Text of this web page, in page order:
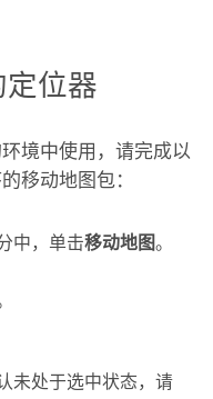
位器
境中使用，请完成以
移动地图包：
中，单击移动地图。
未处于选中状态，请